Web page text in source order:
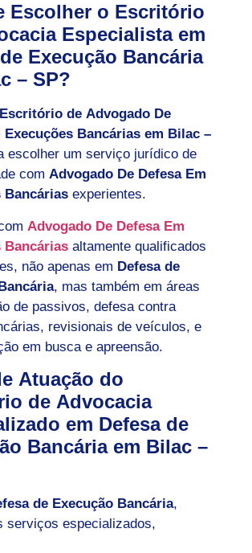
Escolher o Escritório
Especialista em
Execução Bancária
– SP?
Escritório de Advogado De
Execuções Bancárias em Bilac –
escolher um serviço jurídico de
com Advogado De Defesa Em
Bancárias experientes.
Advogado De Defesa Em
Bancárias altamente qualificados
não apenas em Defesa de
, mas também em áreas
de passivos, defesa contra
revisionais de veículos, e
em busca e apreensão.
Atuação do
de Advocacia
em Defesa de
Bancária em Bilac –
de Execução Bancária,
serviços especializados,